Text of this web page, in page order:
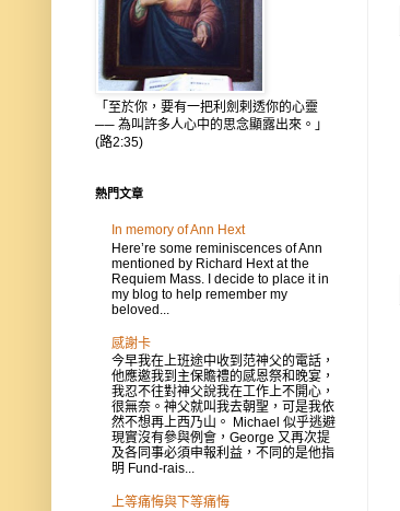
「至於你，要有一把利劍剌透你的心靈
── 為叫許多人心中的思念顯露出來。」
(路2:35)
熱門文章
In memory of Ann Hext
Here’re some reminiscences of Ann
mentioned by Richard Hext at the
Requiem Mass. I decide to place it in
my blog to help remember my
beloved...
感謝卡
今早我在上班途中收到范神父的電話，
他應邀我到主保贍禮的感恩祭和晚宴，
我忍不往對神父說我在工作上不開心，
很無奈。神父就叫我去朝聖，可是我依
然不想再上西乃山。 Michael 似乎逃避
現實沒有參與例會，George 又再次提
及各同事必須申報利益，不同的是他指
明 Fund-rais...
上等痛悔與下等痛悔